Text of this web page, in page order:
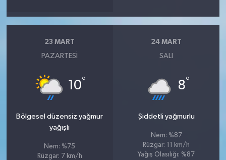
23 MART
PAZARTESI
10°
Bölgesel düzensiz yağmur
yağışlı
Nem: %75
Rüzgar: 7 km/h
24 MART
SALI
8°
Şiddetli yağmurlu
Nem: %87
Rüzgar: 11 km/h
Yağış Olasılığı: %87